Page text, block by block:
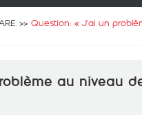
Question: « J'ai un
au niveau